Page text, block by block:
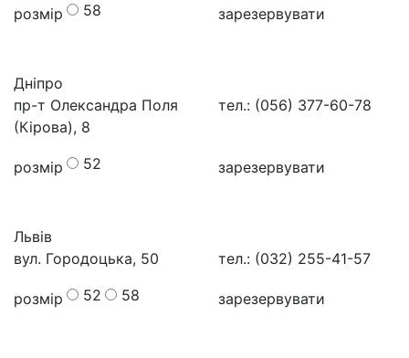
розмір 58 зарезервувати
Дніпро
пр-т Олександра Поля
(Кірова), 8
тел.: (056) 377-60-78
розмір 52 зарезервувати
Львів
вул. Городоцька, 50
тел.: (032) 255-41-57
розмір 52 58 зарезервувати